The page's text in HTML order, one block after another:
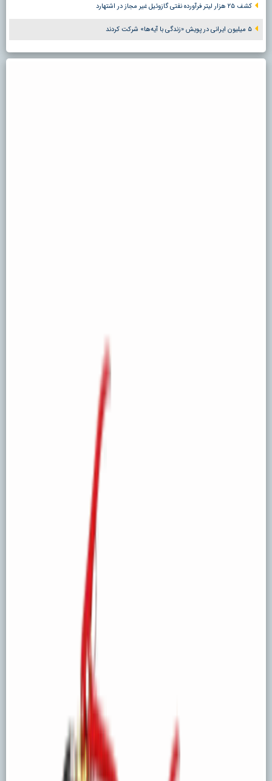
کشف ۲۵ هزار لیتر فرآورده نفتی گازوئیل غیر مجاز در اشتهارد
۵ میلیون ایرانی در پویش «زندگی با آیه‌ها» شرکت کردند